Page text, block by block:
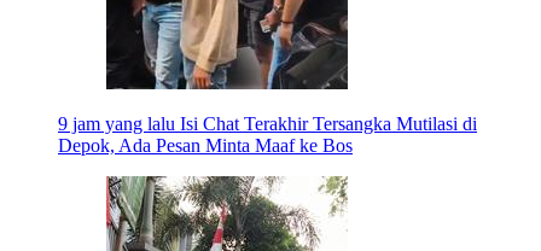
9 jam yang lalu Isi Chat Terakhir Tersangka Mutilasi di
Depok, Ada Pesan Minta Maaf ke Bos